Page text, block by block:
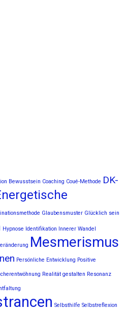
Bewusstsein Coaching Coué-Methode DK-
Glaubensmuster Glücklich sein
Hypnose Identifikation Innerer Wandel
Mesmerismus
Persönliche Entwicklung Positive
Realität gestalten Resonanz
Selbsthilfe Selbstreflexion